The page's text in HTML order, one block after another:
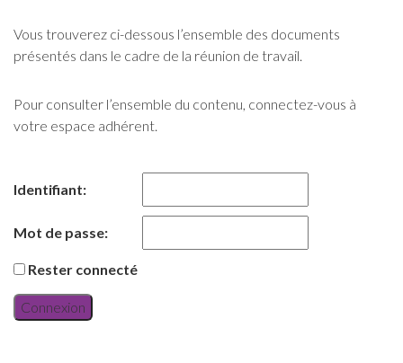
Vous trouverez ci-dessous l’ensemble des documents
présentés dans le cadre de la réunion de travail.
Pour consulter l’ensemble du contenu, connectez-vous à
votre espace adhérent.
Identifiant:
Mot de passe:
Rester connecté
Connexion